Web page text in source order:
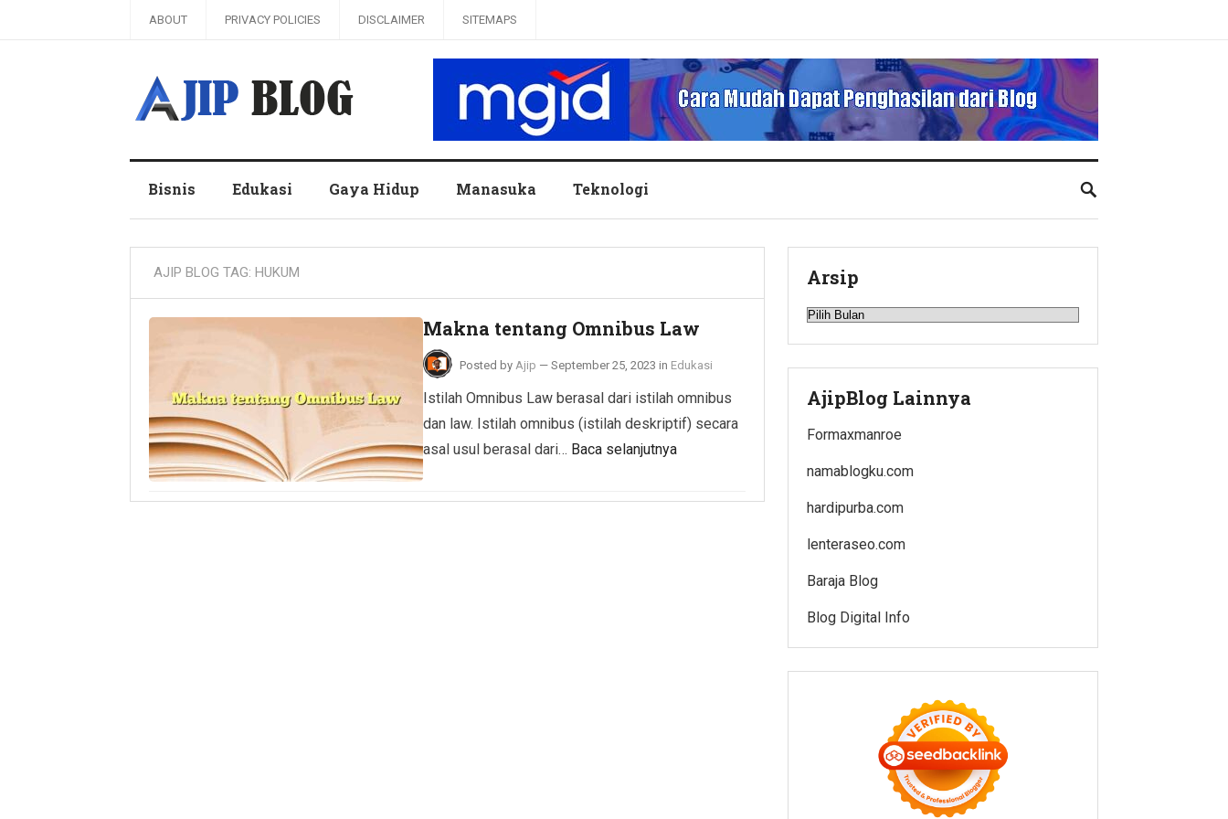
ABOUT PRIVACY POLICIES DISCLAIMER SITEMAPS
Bisnis Edukasi Gaya Hidup Manasuka Teknologi
AJIP BLOG TAG: HUKUM
Makna tentang Omnibus Law
Posted by Ajip — September 25, 2023 in Edukasi
Istilah Omnibus Law berasal dari istilah omnibus
dan law. Istilah omnibus (istilah deskriptif) secara
asal usul berasal dari… Baca selanjutnya
Arsip
Arsip
AjipBlog Lainnya
Formaxmanroe
namablogku.com
hardipurba.com
lenteraseo.com
Baraja Blog
Blog Digital Info